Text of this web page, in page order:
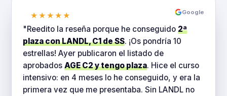
★★★★★ Google
"Reedito la reseña porque he conseguido 2ª
plaza con LANDL, C1 de SS. ¡Os pondría 10
estrellas! Ayer publicaron el listado de
aprobados AGE C2 y tengo plaza. Hice el curso
intensivo: en 4 meses lo he conseguido, y era la
primera vez que me presentaba. Sin LANDL no